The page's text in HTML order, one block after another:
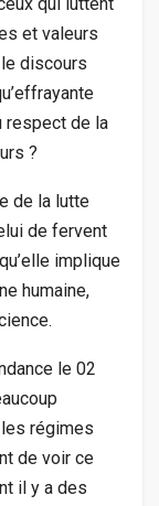
et valeurs
discours
respect de la
?
de la lutte
de fervent
implique
humaine,
le 02
régimes
de voir ce
il y a des